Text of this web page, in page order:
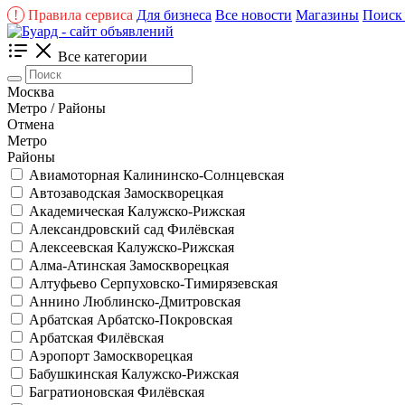
! Правила сервиса Для бизнеса Все новости Магазины Поиск
Все категории
Москва
Метро / Районы
Отмена
Метро
Районы
Авиамоторная Калининско-Солнцевская
Автозаводская Замоскворецкая
Академическая Калужско-Рижская
Александровский сад Филёвская
Алексеевская Калужско-Рижская
Алма-Атинская Замоскворецкая
Алтуфьево Серпуховско-Тимирязевская
Аннино Люблинско-Дмитровская
Арбатская Арбатско-Покровская
Арбатская Филёвская
Аэропорт Замоскворецкая
Бабушкинская Калужско-Рижская
Багратионовская Филёвская